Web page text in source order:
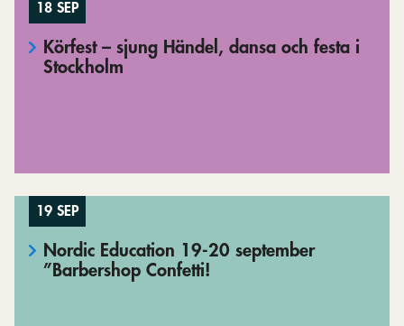
18 SEP
Körfest – sjung Händel, dansa och festa i
Stockholm
19 SEP
Nordic Education 19-20 september
”Barbershop Confetti!